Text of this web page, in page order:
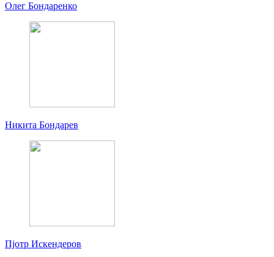
Олег Бондаренко
Никита Бондарев
Пjoтр Искендеров